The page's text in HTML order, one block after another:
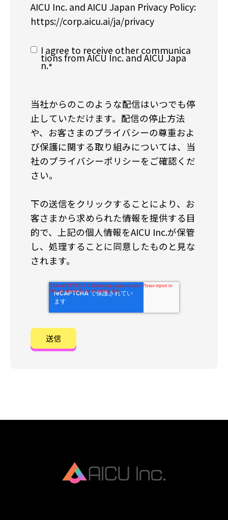
AICU Inc. and AICU Japan Privacy Policy:
https://corp.aicu.ai/ja/privacy
I agree to receive other communica
tions from AICU Inc. and AICU Japa
n.*
当社からのこのような配信はいつでも停
止していただけます。配信の停止方法
や、お客さまのプライバシーの尊重およ
び保護に関する取り組みについては、当
社のプライバシーポリシーをご確認くだ
さい。
下の送信をクリックすることにより、お
客さまから求められた情報を提供する目
的で、上記の個人情報をAICU Inc.が保管
し、処理することに同意したものと見な
されます。